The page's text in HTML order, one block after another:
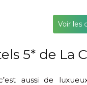
Voir les
5* de La
aussi de